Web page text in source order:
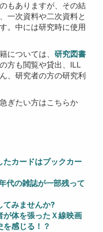
もありますが、その結
一次資料や二次資料と
。中には研究時に使用
については、研究図書
方も閲覧や貸出、ILL
、研究者の方の研究利
ぎたい方はこちらか
カードはブックカー
の雑誌が一部残って
みませんか?
体を張ったＸ線映画
感じる！？